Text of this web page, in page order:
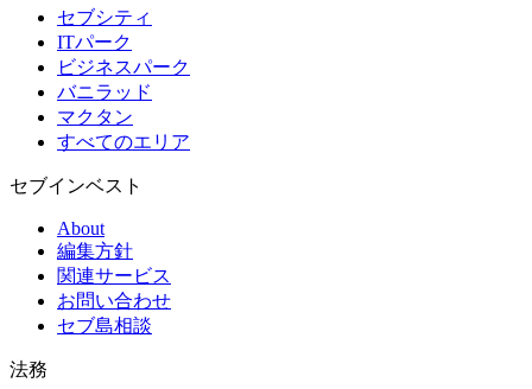
セブシティ
ITパーク
ビジネスパーク
バニラッド
マクタン
すべてのエリア
セブインベスト
About
編集方針
関連サービス
お問い合わせ
セブ島相談
法務